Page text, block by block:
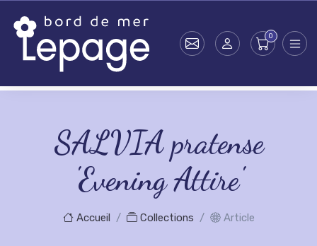
SALVIA pratense
'Evening Attire'
Accueil Collections Article